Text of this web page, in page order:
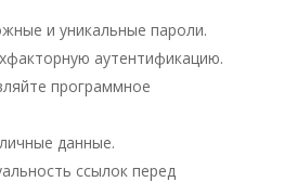
и уникальные пароли.
аутентификацию.
программное
данные.
ссылок перед